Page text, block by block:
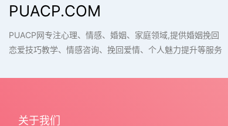
PUACP.COM
PUACP网专注心理、情感、婚姻、家庭领域,提供婚姻挽回
恋爱技巧教学、情感咨询、挽回爱情、个人魅力提升等服务
关于我们